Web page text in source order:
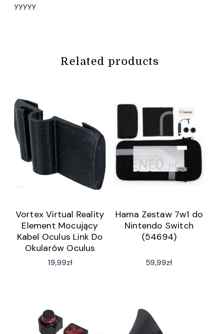
yyyyy
Related products
Vortex Virtual Reality
Element Mocujący
Kabel Oculus Link Do
Okularów Oculus
Quest 2
19,99zł
Hama Zestaw 7w1 do
Nintendo Switch
(54694)
59,99zł